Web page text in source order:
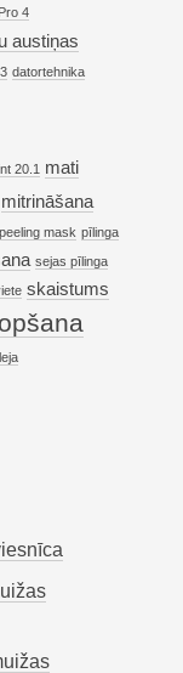
4
austiņas
datortehnika
20.1
mati
mitrināšana
peeling mask pīlinga
sejas pīlinga
skaistums